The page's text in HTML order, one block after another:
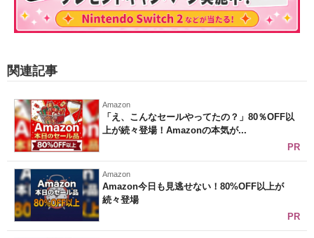
関連記事
Amazon
「え、こんなセールやってたの？」80％OFF以
上が続々登場！Amazonの本気が...
PR
Amazon
Amazon今日も見逃せない！80%OFF以上が
続々登場
PR